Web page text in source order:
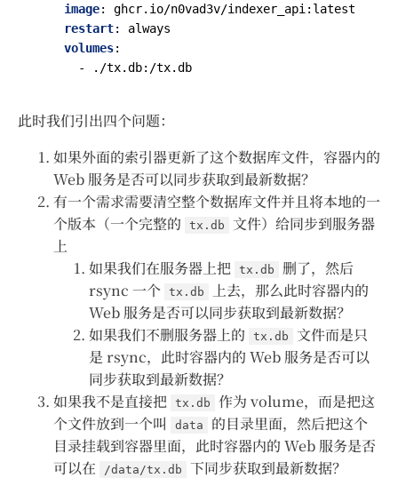
image:
ghcr.io/n0vad3v/indexer_api:latest
restart:
always
volumes:
-
./tx.db:/tx.db
此时我们引出四个问题：
如果外面的索引器更新了这个数据库文件，容器内的
Web 服务是否可以同步获取到最新数据？
有一个需求需要清空整个数据库文件并且将本地的一
个版本（一个完整的
tx.db
文件）给同步到服务器
上
如果我们在服务器上把
tx.db
删了，然后
rsync 一个 tx.db
上去，那么此时容器内的
Web 服务是否可以同步获取到最新数据？
如果我们不删服务器上的
tx.db
文件而是只
是 rsync，此时容器内的 Web 服务是否可以
同步获取到最新数据？
如果我不是直接把
tx.db
作为 volume，而是把这
个文件放到一个叫
data
的目录里面，然后把这个
目录挂载到容器里面，此时容器内的 Web 服务是否
可以在
/data/tx.db
下同步获取到最新数据？